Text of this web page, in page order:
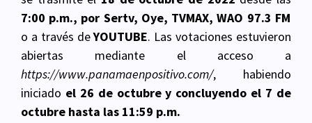
7:00 p.m., por Sertv, Oye, TVMAX, WAO 97.3 FM
o a través deYOUTUBE. Las votaciones estuvieron
abiertas mediante el acceso a
https://www.panamaenpositivo.com/, habiendo
iniciado el 26 de octubre y concluyendo el 7 de
octubre hasta las 11:59 p.m.